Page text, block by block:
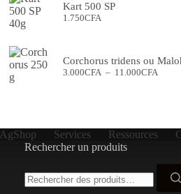
Kart 500 SP
1.750CFA
Corchorus tridens ou
3.000CFA – 11.000CFA
AgShop Services Ressources
Rechercher un produits
pour :